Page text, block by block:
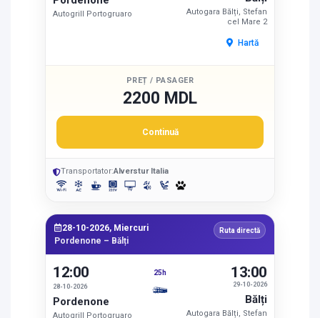
Autogrill Portogruaro
Autogara Bălți, Stefan
cel Mare 2
Hartă
PREȚ / PASAGER
2200 MDL
Continuă
Transportator:Alverstur Italia
28-10-2026, Miercuri
Pordenone – Bălți
Ruta directă
12:00
28-10-2026
Pordenone
Autogrill Portogruaro
25h
29-10-2026
13:00
Bălți
Autogara Bălți, Stefan